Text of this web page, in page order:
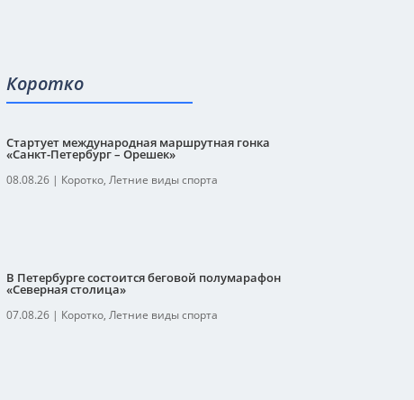
Коротко
Стартует международная маршрутная гонка
«Санкт-Петербург – Орешек»
08.08.26| Коротко, Летние виды спорта
В Петербурге состоится беговой полумарафон
«Северная столица»
07.08.26| Коротко, Летние виды спорта